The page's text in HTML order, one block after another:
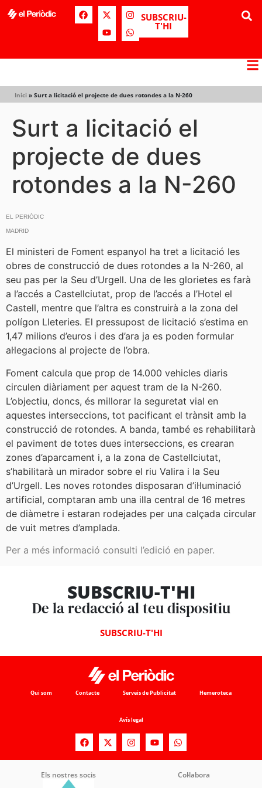
SUBSCRIU-
T'HI
Inici » Surt a licitació el projecte de dues rotondes a la N-260
Surt a licitació el
projecte de dues
rotondes a la N-260
EL PERIÒDIC
MADRID
El ministeri de Foment espanyol ha tret a licitació les
obres de construcció de dues rotondes a la N-260, al
seu pas per la Seu d’Urgell. Una de les glorietes es farà
a l’accés a Castellciutat, prop de l’accés a l’Hotel el
Castell, mentre que l’altra es construirà a la zona del
polígon Lleteries. El pressupost de licitació s’estima en
1,47 milions d’euros i des d’ara ja es poden formular
al·legacions al projecte de l’obra.
Foment calcula que prop de 14.000 vehicles diaris
circulen diàriament per aquest tram de la N-260.
L’objectiu, doncs, és millorar la seguretat vial en
aquestes interseccions, tot pacificant el trànsit amb la
construcció de rotondes. A banda, també es rehabilitarà
el paviment de totes dues interseccions, es crearan
zones d’aparcament i, a la zona de Castellciutat,
s’habilitarà un mirador sobre el riu Valira i la Seu
d’Urgell. Les noves rotondes disposaran d’il·luminació
artificial, comptaran amb una illa central de 16 metres
de diàmetre i estaran rodejades per una calçada circular
de vuit metres d’amplada.
Per a més informació consulti l’edició en paper.
SUBSCRIU-T'HI
De la redacció al teu dispositiu
SUBSCRIU-T'HI
Qui som Contacte Serveis de Publicitat Hemeroteca
Avís legal
Els nostres socis Col·labora